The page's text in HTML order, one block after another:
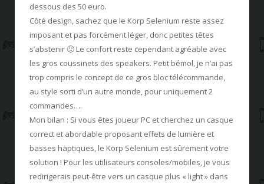
dessous des 50 euro.
Côté design, sachez que le Korp Selenium reste assez
imposant et pas forcément léger, donc petites têtes
s’abstenir 🙂 Le confort reste cependant agréable avec
les gros coussinets des speakers. Petit bémol, je n’ai pas
trop compris le concept de ce gros bloc télécommande,
au style sorti d’un autre monde, pour uniquement 2
commandes….
Mon bilan : Si vous êtes joueur PC et cherchez un casque
correct et abordable proposant effets de lumière et
basses haptiques, le Korp Selenium est sûrement votre
solution ! Pour les utilisateurs consoles/mobiles, je vous
redirigerais peut-être vers un casque plus « light » dans